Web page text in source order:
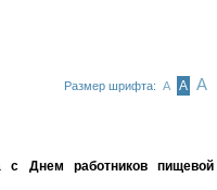
Размер шрифта: А А А
с Днем работников пищевой